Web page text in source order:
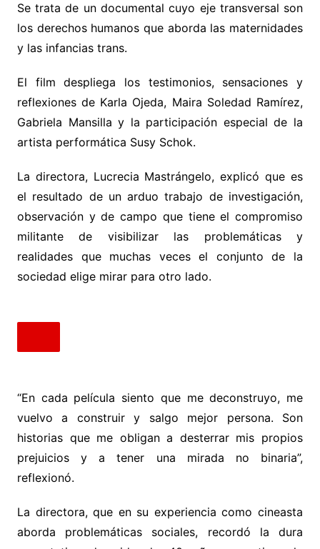
Se trata de un documental cuyo eje transversal son
los derechos humanos que aborda las maternidades
y las infancias trans.
El film despliega los testimonios, sensaciones y
reflexiones de Karla Ojeda, Maira Soledad Ramírez,
Gabriela Mansilla y la participación especial de la
artista performática Susy Schok.
La directora, Lucrecia Mastrángelo, explicó que es
el resultado de un arduo trabajo de investigación,
observación y de campo que tiene el compromiso
militante de visibilizar las problemáticas y
realidades que muchas veces el conjunto de la
sociedad elige mirar para otro lado.
“En cada película siento que me deconstruyo, me
vuelvo a construir y salgo mejor persona. Son
historias que me obligan a desterrar mis propios
prejuicios y a tener una mirada no binaria”,
reflexionó.
La directora, que en su experiencia como cineasta
aborda problemáticas sociales, recordó la dura